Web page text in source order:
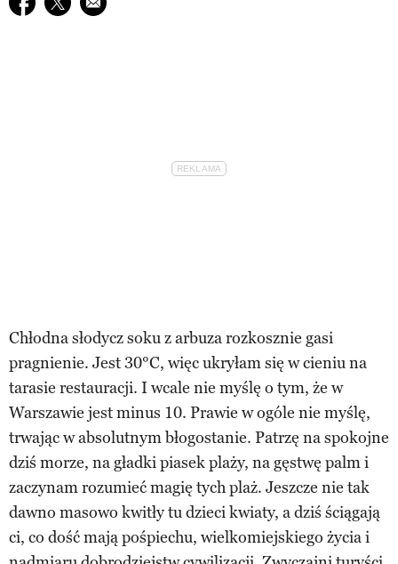
Chłodna słodycz soku z arbuza rozkosznie gasi
pragnienie. Jest 30°C, więc ukryłam się w cieniu na
tarasie restauracji. I wcale nie myślę o tym, że w
Warszawie jest minus 10. Prawie w ogóle nie myślę,
trwając w absolutnym błogostanie. Patrzę na spokojne
dziś morze, na gładki piasek plaży, na gęstwę palm i
zaczynam rozumieć magię tych plaż. Jeszcze nie tak
dawno masowo kwitły tu dzieci kwiaty, a dziś ściągają
ci, co dość mają pośpiechu, wielkomiejskiego życia i